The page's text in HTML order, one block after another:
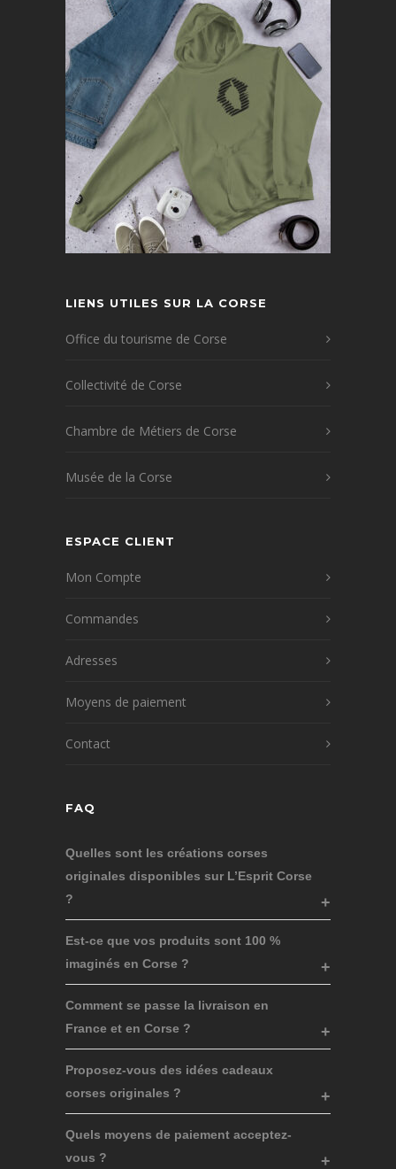
LIENS UTILES SUR LA CORSE
Office du tourisme de Corse
Collectivité de Corse
Chambre de Métiers de Corse
Musée de la Corse
ESPACE CLIENT
Mon Compte
Commandes
Adresses
Moyens de paiement
Contact
FAQ
Quelles sont les créations corses
originales disponibles sur L’Esprit Corse
?
Est-ce que vos produits sont 100 %
imaginés en Corse ?
Comment se passe la livraison en
France et en Corse ?
Proposez-vous des idées cadeaux
corses originales ?
Quels moyens de paiement acceptez-
vous ?